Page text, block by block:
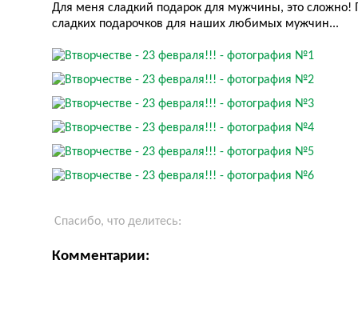
Для меня сладкий подарок для мужчины, это сложно!
сладких подарочков для наших любимых мужчин...
Спасибо, что делитесь:
Комментарии: